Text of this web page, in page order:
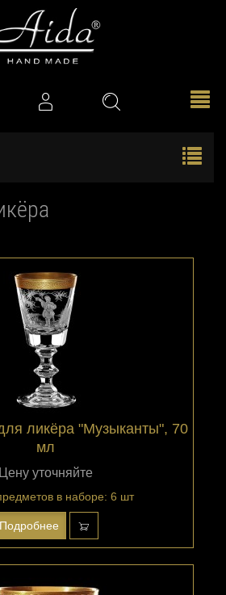
ликёра "Музыканты", 70
мл
Цену уточняйте
в наборе: 6 шт
Подробнее